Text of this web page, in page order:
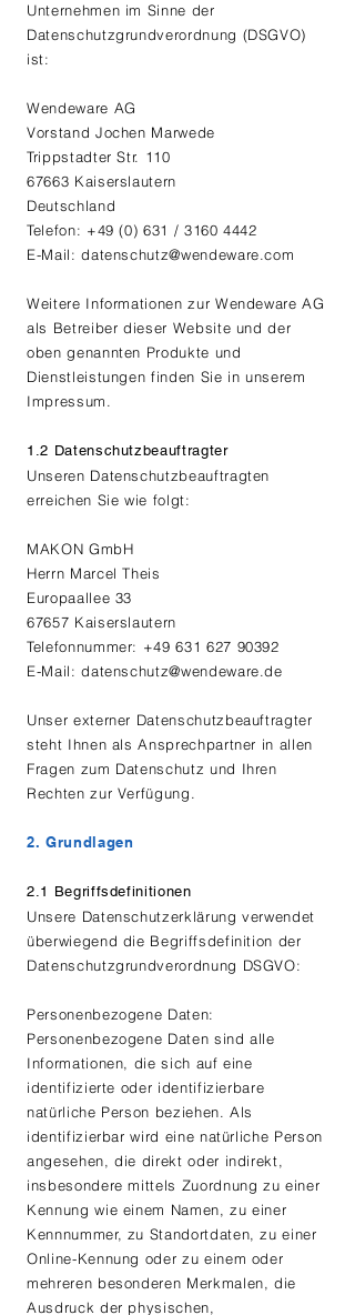
Unternehmen im Sinne der
Datenschutzgrundverordnung (DSGVO)
ist:
Wendeware AG
Vorstand Jochen Marwede
Trippstadter Str. 110
67663 Kaiserslautern
Deutschland
Telefon: +49 (0) 631 / 3160 4442
E-Mail: datenschutz@wendeware.com
Weitere Informationen zur Wendeware AG
als Betreiber dieser Website und der
oben genannten Produkte und
Dienstleistungen finden Sie in unserem
Impressum.
1.2 Datenschutzbeauftragter
Unseren Datenschutzbeauftragten
erreichen Sie wie folgt:
MAKON GmbH
Herrn Marcel Theis
Europaallee 33
67657 Kaiserslautern
Telefonnummer: +49 631 627 90392
E-Mail: datenschutz@wendeware.de
Unser externer Datenschutzbeauftragter
steht Ihnen als Ansprechpartner in allen
Fragen zum Datenschutz und Ihren
Rechten zur Verfügung.
2. Grundlagen
2.1 Begriffsdefinitionen
Unsere Datenschutzerklärung verwendet
überwiegend die Begriffsdefinition der
Datenschutzgrundverordnung DSGVO:
Personenbezogene Daten:
Personenbezogene Daten sind alle
Informationen, die sich auf eine
identifizierte oder identifizierbare
natürliche Person beziehen. Als
identifizierbar wird eine natürliche Person
angesehen, die direkt oder indirekt,
insbesondere mittels Zuordnung zu einer
Kennung wie einem Namen, zu einer
Kennnummer, zu Standortdaten, zu einer
Online-Kennung oder zu einem oder
mehreren besonderen Merkmalen, die
Ausdruck der physischen,